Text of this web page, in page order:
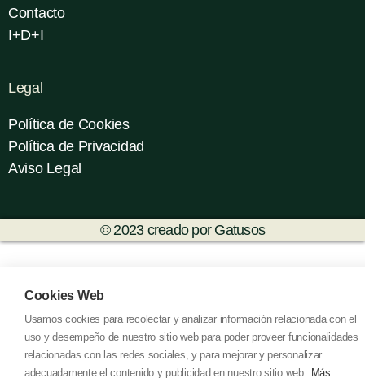
Contacto
I+D+I
Legal
Política de Cookies
Política de Privacidad
Aviso Legal
© 2023 creado por Gatusos
Cookies Web
Usamos cookies para recolectar y analizar información relacionada con el
uso y desempeño de nuestro sitio web para poder proveer funcionalidades
relacionadas con las redes sociales, y para mejorar y personalizar
adecuadamente el contenido y publicidad en nuestro sitio web. Más